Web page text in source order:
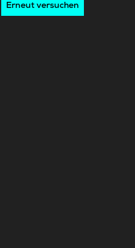
Erneut versuchen